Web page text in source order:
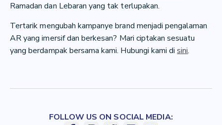
Ramadan dan Lebaran yang tak terlupakan.
Tertarik mengubah kampanye brand menjadi pengalaman
AR yang imersif dan berkesan? Mari ciptakan sesuatu
yang berdampak bersama kami. Hubungi kami disini.
FOLLOW US ON SOCIAL MEDIA: